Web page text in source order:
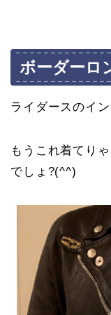
ボーダーロ
ライダースのイ
もうこれ着てり
でしょ?(^^)